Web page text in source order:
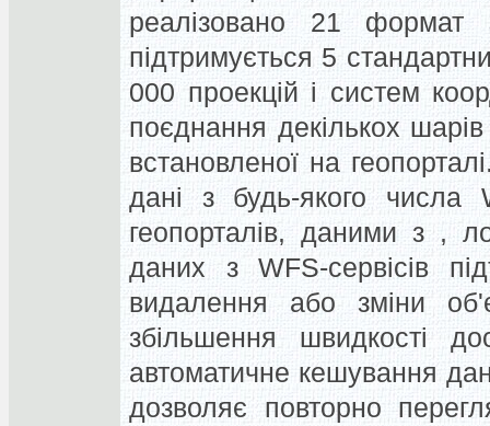
реалізовано 21 формат
підтримується 5
000 проекцій і систем
поєднання декількох
встановленої на
дані з будь-якого числа
геопорталів, даними з ,
даних з WFS-сервісів
видалення або зміни
збільшення швидкості
автоматичне кешування
дозволяє повторно